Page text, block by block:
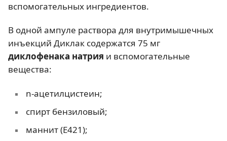
вспомогательных ингредиентов.
В одной ампуле раствора для внутримышечных
инъекций Диклак содержатся 75 мг
диклофенака натрия и вспомогательные
вещества:
n-ацетилцистеин;
спирт бензиловый;
маннит (Е421);